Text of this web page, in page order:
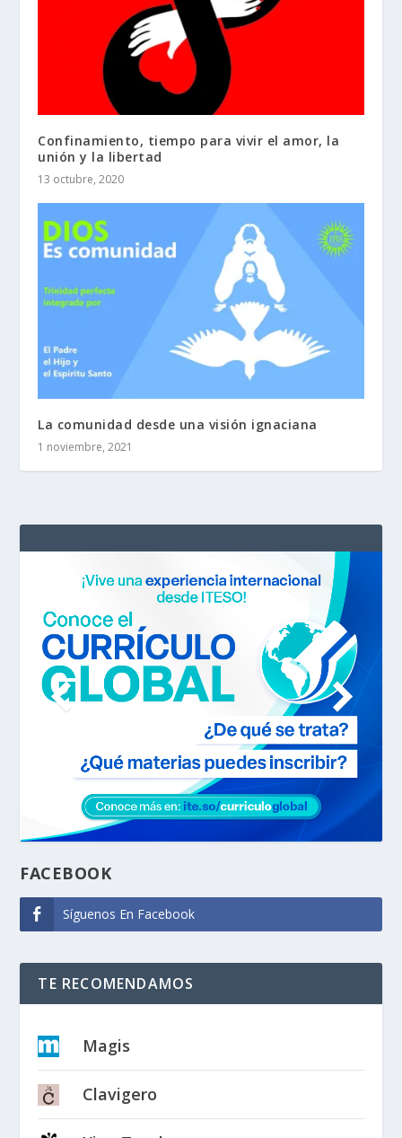
Confinamiento, tiempo para vivir el amor, la
unión y la libertad
13 octubre, 2020
La comunidad desde una visión ignaciana
1 noviembre, 2021
FACEBOOK
Síguenos En Facebook
TE RECOMENDAMOS
Magis
Clavigero